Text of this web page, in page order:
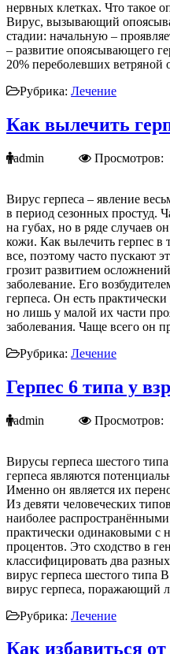
нервных клетках. Что такое
Вирус, вызывающий
стадии: начальную –
– развитие опоясывающего
20% переболевших
Рубрика: Лечение
Как вылечить
admin
Вирус герпеса – явление
в период сезонных простуд.
на губах, но в ряде случаев
кожи. Как вылечить герпес в
все, поэтому часто пускают
грозит развитием
заболевание. Его
герпеса. Он есть
но лишь у малой их части
заболевания. Чаще всего он
Рубрика: Лечение
Герпес 6 типа у
admin
Вирусы герпеса шестого
герпеса являются
Именно он является их
Из девяти человеческих
наиболее
практически одинаковыми с
процентов. Это сходство в
классифицировать два
вирус герпеса шестого
вирус герпеса, поражающий
Рубрика: Лечение
Как избавиться от